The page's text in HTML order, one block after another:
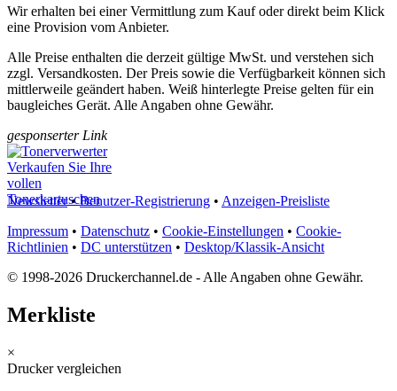
Wir erhalten bei einer Vermittlung zum Kauf oder direkt beim Klick
eine Provision vom Anbieter.
Alle Preise enthalten die derzeit gültige MwSt. und verstehen sich
zzgl. Versandkosten. Der Preis sowie die Verfügbarkeit können sich
mittlerweile geändert haben. Weiß hinterlegte Preise gelten für ein
baugleiches Gerät. Alle Angaben ohne Gewähr.
gesponserter Link
Verkaufen Sie Ihre
vollen
Tonerkartuschen
Newsletter•Benutzer-Registrierung • Anzeigen-Preisliste
Impressum • Datenschutz • Cookie-Einstellungen • Cookie-
Richtlinien • DC unterstützen • Desktop/Klassik-Ansicht
© 1998-2026 Druckerchannel.de - Alle Angaben ohne Gewähr.
Merkliste
×
Drucker vergleichen